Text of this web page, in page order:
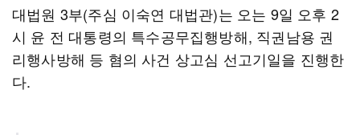
대법원 3부(주심 이숙연 대법관)는 오는 9일 오후 2
시 윤 전 대통령의 특수공무집행방해, 직권남용 권
리행사방해 등 혐의 사건 상고심 선고기일을 진행한
다.